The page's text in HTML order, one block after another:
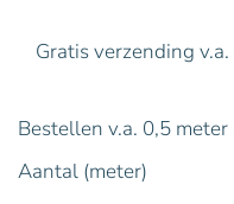
Gratis verzending
Bestellen v.a. 0,5
Aantal (meter)